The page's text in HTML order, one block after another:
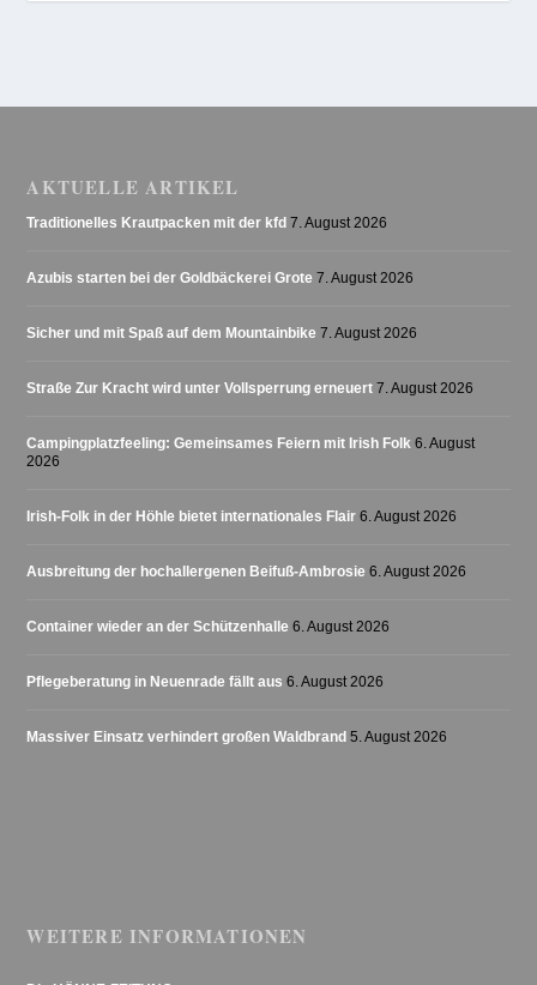
AKTUELLE ARTIKEL
Traditionelles Krautpacken mit der kfd 7. August 2026
Azubis starten bei der Goldbäckerei Grote 7. August 2026
Sicher und mit Spaß auf dem Mountainbike 7. August 2026
Straße Zur Kracht wird unter Vollsperrung erneuert 7. August 2026
Campingplatzfeeling: Gemeinsames Feiern mit Irish Folk 6. August
2026
Irish-Folk in der Höhle bietet internationales Flair 6. August 2026
Ausbreitung der hochallergenen Beifuß-Ambrosie 6. August 2026
Container wieder an der Schützenhalle 6. August 2026
Pflegeberatung in Neuenrade fällt aus 6. August 2026
Massiver Einsatz verhindert großen Waldbrand 5. August 2026
WEITERE INFORMATIONEN